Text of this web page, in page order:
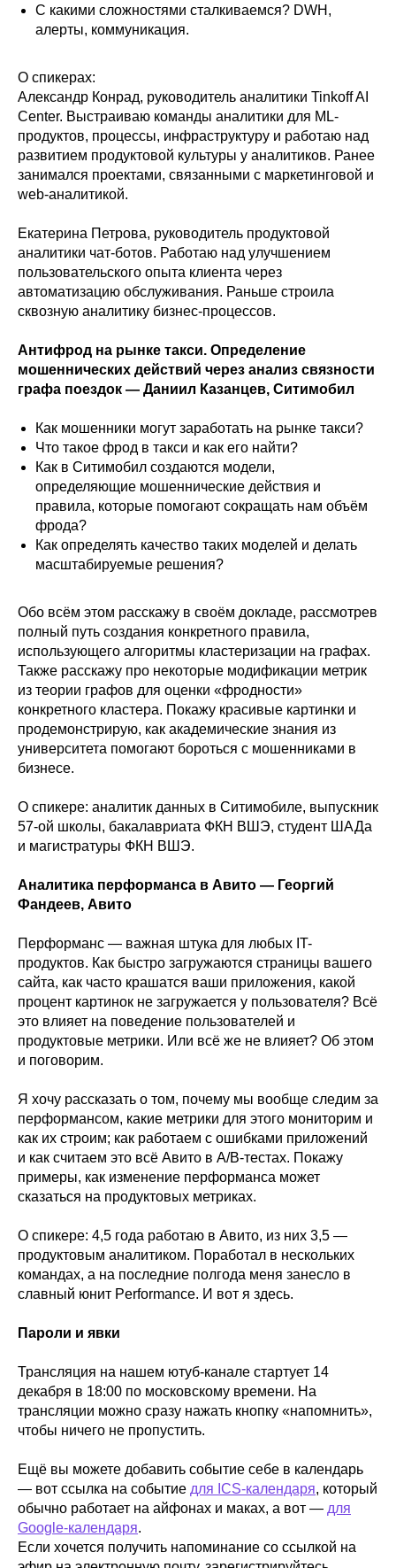
С какими сложностями сталкиваемся? DWH,
алерты, коммуникация.
О спикерах:
Александр Конрад, руководитель аналитики Tinkoff AI
Center. Выстраиваю команды аналитики для ML-
продуктов, процессы, инфраструктуру и работаю над
развитием продуктовой культуры у аналитиков. Ранее
занимался проектами, связанными с маркетинговой и
web-аналитикой.
Екатерина Петрова, руководитель продуктовой
аналитики чат-ботов. Работаю над улучшением
пользовательского опыта клиента через
автоматизацию обслуживания. Раньше строила
сквозную аналитику бизнес-процессов.
Антифрод на рынке такси. Определение
мошеннических действий через анализ связности
графа поездок — Даниил Казанцев, Ситимобил
Как мошенники могут заработать на рынке такси?
Что такое фрод в такси и как его найти?
Как в Ситимобил создаются модели,
определяющие мошеннические действия и
правила, которые помогают сокращать нам объём
фрода?
Как определять качество таких моделей и делать
масштабируемые решения?
Обо всём этом расскажу в своём докладе, рассмотрев
полный путь создания конкретного правила,
использующего алгоритмы кластеризации на графах.
Также расскажу про некоторые модификации метрик
из теории графов для оценки «фродности»
конкретного кластера. Покажу красивые картинки и
продемонстрирую, как академические знания из
университета помогают бороться с мошенниками в
бизнесе.
О спикере: аналитик данных в Ситимобиле, выпускник
57-ой школы, бакалавриата ФКН ВШЭ, студент ШАДа
и магистратуры ФКН ВШЭ.
Аналитика перформанса в Авито — Георгий
Фандеев, Авито
Перформанс — важная штука для любых IT-
продуктов. Как быстро загружаются страницы вашего
сайта, как часто крашатся ваши приложения, какой
процент картинок не загружается у пользователя? Всё
это влияет на поведение пользователей и
продуктовые метрики. Или всё же не влияет? Об этом
и поговорим.
Я хочу рассказать о том, почему мы вообще следим за
перформансом, какие метрики для этого мониторим и
как их строим; как работаем с ошибками приложений
и как считаем это всё Авито в A/B-тестах. Покажу
примеры, как изменение перформанса может
сказаться на продуктовых метриках.
О спикере: 4,5 года работаю в Авито, из них 3,5 —
продуктовым аналитиком. Поработал в нескольких
командах, а на последние полгода меня занесло в
славный юнит Performance. И вот я здесь.
Пароли и явки
Трансляция на нашем ютуб-канале стартует 14
декабря в 18:00 по московскому времени. На
трансляции можно сразу нажать кнопку «напомнить»,
чтобы ничего не пропустить.
Ещё вы можете добавить событие себе в календарь
— вот ссылка на событие для ICS-календаря, который
обычно работает на айфонах и маках, а вот — для
Google-календаря.
Если хочется получить напоминание со ссылкой на